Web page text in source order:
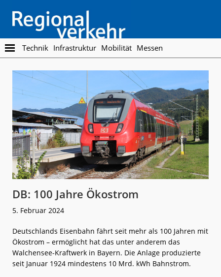
main
content
footer
Regionalverkehr
Die
Fachzeitschrift
den
Öffentlichen
Personennahverkehr
Technik Infrastruktur Mobilität Messen
DB: 100 Jahre Ökostrom
5. Februar 2024
Deutschlands Eisenbahn fährt seit mehr als 100 Jahren mit
Ökostrom – ermöglicht hat das unter anderem das
Walchensee-Kraftwerk in Bayern. Die Anlage produzierte
seit Januar 1924 mindestens 10 Mrd. kWh Bahnstrom.